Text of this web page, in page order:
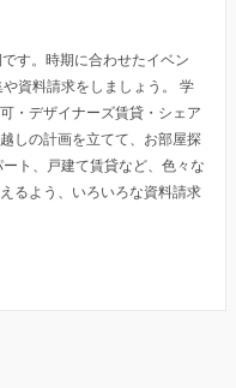
す。時期に合わせたイベン
資料請求をしましょう。 学
・デザイナーズ賃貸・シェア
しの計画を立てて、お部屋探
ト、戸建て賃貸など、色々な
るよう、いろいろな資料請求